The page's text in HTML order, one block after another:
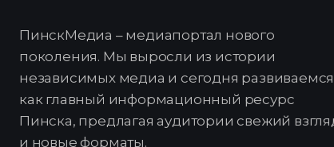
ПинскМедиа – медиапортал нового
поколения. Мы выросли из истории
независимых медиа и сегодня развиваемся
как главный информационный ресурс
Пинска, предлагая аудитории свежий
и новые форматы.